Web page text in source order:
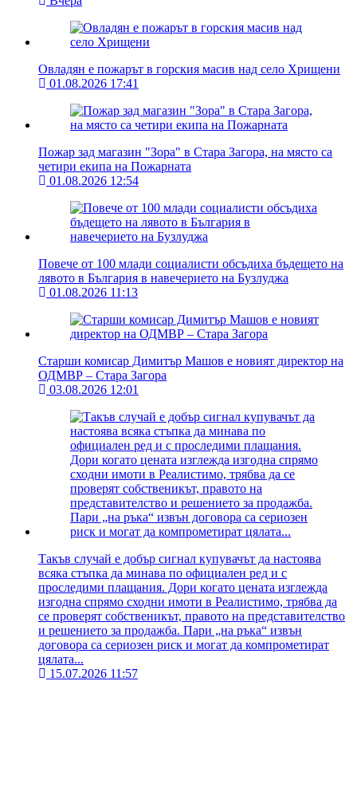
Овладян е пожарът в горския масив над село Хрищени
01.08.2026 17:41
Пожар зад магазин "Зора" в Стара Загора, на място са
четири екипа на Пожарната
01.08.2026 12:54
Повече от 100 млади социалисти обсъдиха бъдещето на
лявото в България в навечерието на Бузлуджа
01.08.2026 11:13
Старши комисар Димитър Машов е новият директор на
ОДМВР – Стара Загора
03.08.2026 12:01
Такъв случай е добър сигнал купувачът да настоява
всяка стъпка да минава по официален ред и с
проследими плащания. Дори когато цената изглежда
изгодна спрямо сходни имоти в Реалистимо, трябва да
се проверят собственикът, правото на представителство
и решението за продажба. Пари „на ръка“ извън
договора са сериозен риск и могат да компрометират
цялата...
15.07.2026 11:57